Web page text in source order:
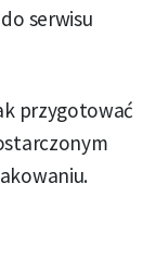
serwisu
przygotować